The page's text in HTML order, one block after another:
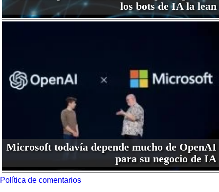
los bots de IA la lean
Microsoft todavía depende mucho de OpenAI
para su negocio de IA
Política de comentarios